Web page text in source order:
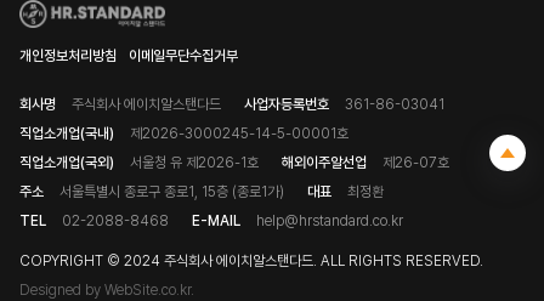
개인정보처리방침 이메일무단수집거부
회사명 주식회사 에이치알스탠다드 사업자등록번호
361-86-03041
직업소개업(국내)
제2026-3000245-14-5-00001호
직업소개업(국외)
서울청 유 제2026-1호 해외이주알선업
제26-07호
주소
서울특별시 종로구 종로1, 15층 (종로1가) 대표
최정환
TEL
02-2088-8468 E-MAIL help@hrstandard.co.kr
COPYRIGHT © 2024 주식회사 에이치알스탠다드. ALL RIGHTS RESERVED.
Designed by WebSite.co.kr.